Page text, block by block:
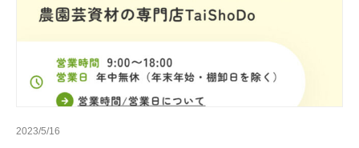
2023/5/16